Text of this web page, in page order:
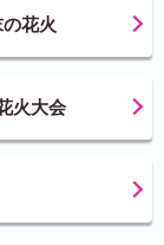
花火
火大会